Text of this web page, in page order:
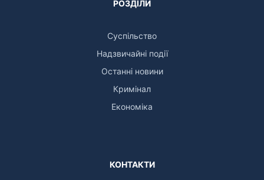
РОЗДІЛИ
Суспільство
Надзвичайні події
Останні новини
Кримінал
Економіка
КОНТАКТИ